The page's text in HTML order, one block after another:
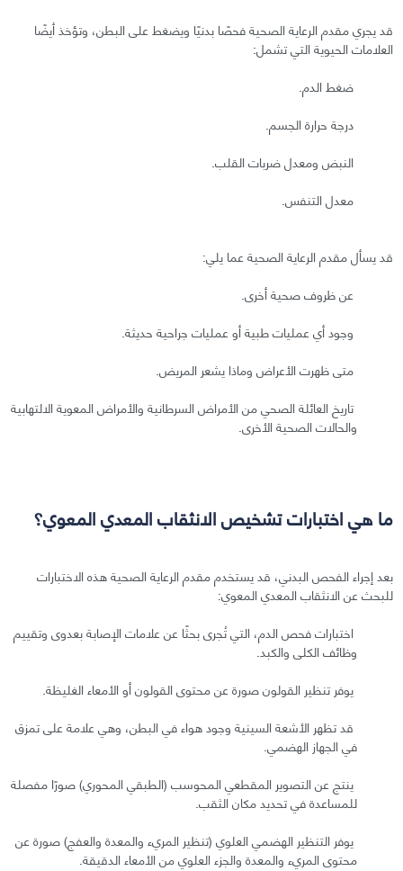
قد يجري مقدم الرعاية الصحية فحصًا بدنيًا ويضغط على البطن، وتؤخذ أيضًا
العلامات الحيوية التي تشمل:
ضغط الدم.
درجة حرارة الجسم.
النبض ومعدل ضربات القلب.
معدل التنفس.
قد يسأل مقدم الرعاية الصحية عما يلي:
عن ظروف صحية أخرى.
وجود أي عمليات طبية أو عمليات جراحية حديثة.
متى ظهرت الأعراض وماذا يشعر المريض.
تاريخ العائلة الصحي من الأمراض السرطانية والأمراض المعوية الالتهابية
والحالات الصحية الأخرى.
ما هي اختبارات تشخيص الانثقاب المعدي المعوي؟
بعد إجراء الفحص البدني، قد يستخدم مقدم الرعاية الصحية هذه الاختبارات
للبحث عن الانثقاب المعدي المعوي:
اختبارات فحص الدم، التي تُجرى بحثًا عن علامات الإصابة بعدوى وتقييم
وظائف الكلى والكبد.
يوفر تنظير القولون صورة عن محتوى القولون أو الأمعاء الغليظة.
قد تظهر الأشعة السينية وجود هواء في البطن، وهي علامة على تمزق
في الجهاز الهضمي.
ينتج عن التصوير المقطعي المحوسب (الطبقي المحوري) صورًا مفصلة
للمساعدة في تحديد مكان الثقب.
يوفر التنظير الهضمي العلوي (تنظير المريء والمعدة والعفج) صورة عن
محتوى المريء والمعدة والجزء العلوي من الأمعاء الدقيقة.